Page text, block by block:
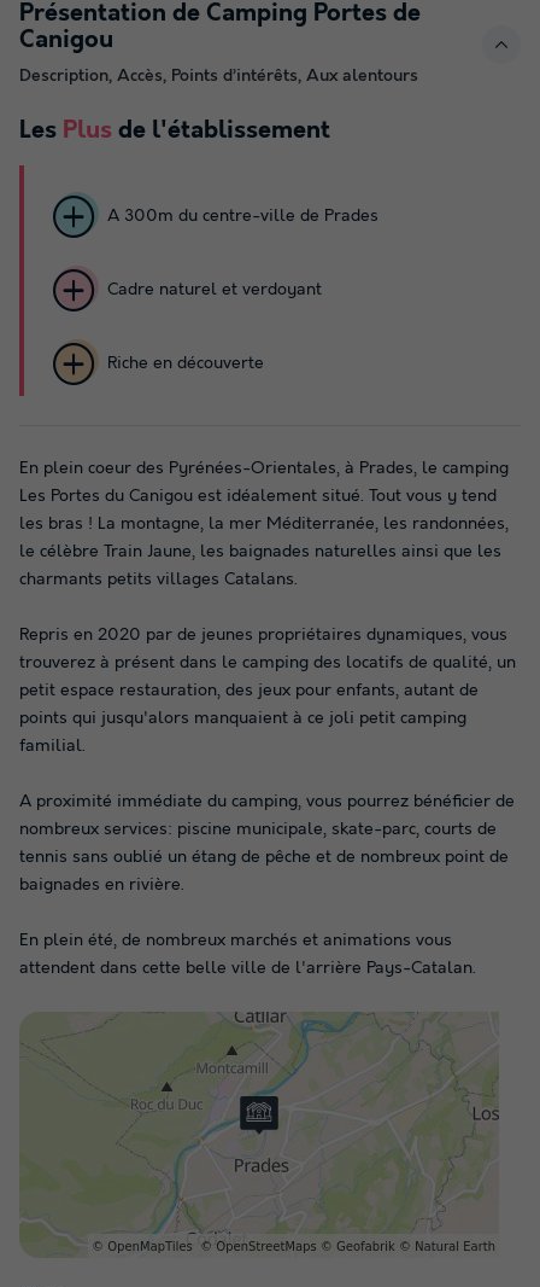
Présentation de Camping Portes de
Canigou
Description, Accès, Points d’intérêts, Aux alentours
Les Plus de l'établissement
A 300m du centre-ville de Prades
Cadre naturel et verdoyant
Riche en découverte
En plein coeur des Pyrénées-Orientales, à Prades, le camping
Les Portes du Canigou est idéalement situé. Tout vous y tend
les bras ! La montagne, la mer Méditerranée, les randonnées,
le célèbre Train Jaune, les baignades naturelles ainsi que les
charmants petits villages Catalans.
Repris en 2020 par de jeunes propriétaires dynamiques, vous
trouverez à présent dans le camping des locatifs de qualité, un
petit espace restauration, des jeux pour enfants, autant de
points qui jusqu'alors manquaient à ce joli petit camping
familial.
A proximité immédiate du camping, vous pourrez bénéficier de
nombreux services: piscine municipale, skate-parc, courts de
tennis sans oublié un étang de pêche et de nombreux point de
baignades en rivière.
En plein été, de nombreux marchés et animations vous
attendent dans cette belle ville de l'arrière Pays-Catalan.